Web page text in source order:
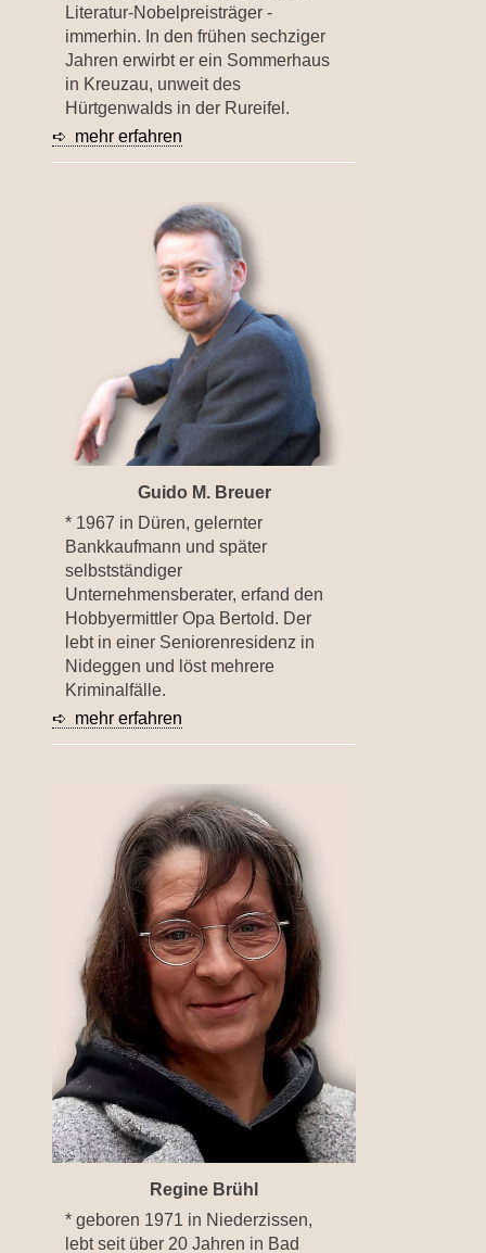
Literatur-Nobelpreisträger -
immerhin. In den frühen sechziger
Jahren erwirbt er ein Sommerhaus
in Kreuzau, unweit des
Hürtgenwalds in der Rureifel.
➪ mehr erfahren
Guido M. Breuer
* 1967 in Düren, gelernter
Bankkaufmann und später
selbstständiger
Unternehmensberater, erfand den
Hobbyermittler Opa Bertold. Der
lebt in einer Seniorenresidenz in
Nideggen und löst mehrere
Kriminalfälle.
➪ mehr erfahren
Regine Brühl
* geboren 1971 in Niederzissen,
lebt seit über 20 Jahren in Bad